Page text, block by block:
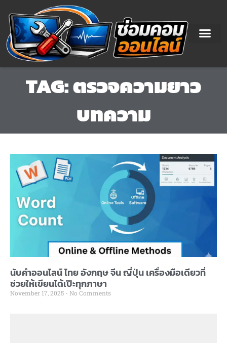
content
TAG: ตรวจความยาว
บทความ
นับคำออนไลน์ ไทย อังกฤษ จีน ญี่ปุ่น เครื่องมือเดียวที่
ช่วยให้เขียนได้เป๊ะทุกภาษา
November 17, 2025 No Comments